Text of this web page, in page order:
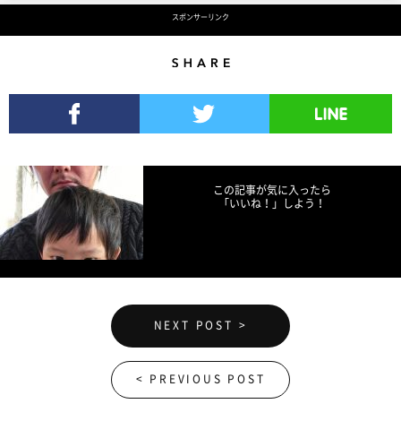
スポンサーリンク
この記事が気に入ったら
「いいね！」しよう！
NEXT POST >
< PREVIOUS POST